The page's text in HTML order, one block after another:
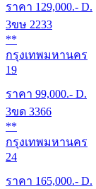
ราคา 129,000.- D.
3ขษ 2233
**
กรุงเทพมหานคร
19
ราคา 99,000.- D.
3ขด 3366
**
กรุงเทพมหานคร
24
ราคา 165,000.- D.